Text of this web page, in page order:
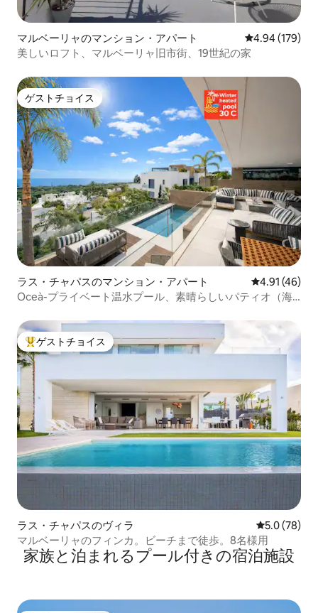
マルベーリャのマンション・アパート レビュー179
4.94 (179)
美しいロフト、マルベーリャ旧市街、19世紀の家
ゲストチョイス
ゲストチョイス
ラス・チャパスのマンション・アパート レビュー46
4.91 (46)
Oceà-プライベート温水プール、素晴らしいパティオ（海
大好評のゲストチョイスです。
ゲストチョイス
ラス・チャパスのヴィラ レビュー78
5.0 (78)
マルベーリャのフィンカ。ビーチまで徒歩。8名様用
家族と泊まれるプール付きの宿泊施設